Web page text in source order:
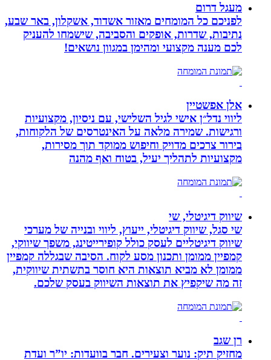
מעגל דרום
לפניכם כל המומחים מאזור אשדוד, אשקלון, באר שבע,
נתיבות, שדרות, אופקים והסביבה, שישמחו להעניק
לכם מענה מקצועי ומהימן במגוון נושאים!
אלן אפשטיין
ליווי נדל״ן אישי לגיל השלישי, עם ניסיון, מקצועיות
ורגישות. שמירה מלאה על האינטרסים של הלקוחות,
בירור צרכים מדויק וחיפוש ממוקד תוך מסירות,
מקצועיות לתהליך יעיל, בטוח ואף מהנה
שיווק דיגיטלי, שי
שי סגל, שיווק דיגיטלי, ייעוץ, ליווי ובנייה של מערכי
שיווק דיגיטליים לעסק כולל קופירייטינג, משפך שיווקי,
קמפיין ממומן ותכנון מסע לקוח. הסיבה שבגללה קמפיין
ממומן לא מביא תוצאות היא חוסר בתשתית שיווקית,
זה מה שיקפיץ את תוצאות השיווק בעסק שלכם.
רן שגב
מחזיק תיק: נוער וצעירים. חבר בוועדות: יו”ר ועדת